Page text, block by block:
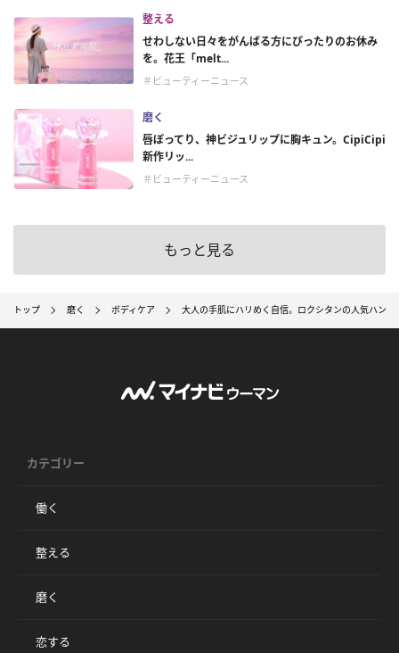
整える
せわしない日々をがんばる方にぴったりのお休み
を。花王「melt...
＃ビューティーニュース
磨く
唇ぽってり、神ビジュリップに胸キュン。CipiCipi
新作リッ...
＃ビューティーニュース
もっと見る
トップ 磨く ボディケア 大人の手肌にハリめく自信。ロクシタンの人気ハン
カテゴリー
働く
整える
磨く
恋する